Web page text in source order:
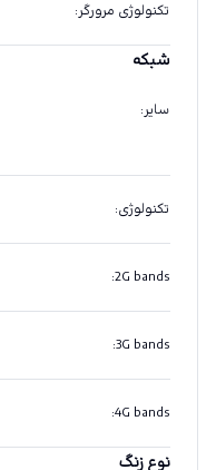
تکنولوژی مرورگر:
شبکه
سایر:
تکنولوژی:
2G bands
:
3G bands
:
4G bands
:
نوع زنگ